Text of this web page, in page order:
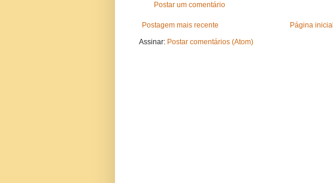
Postar um comentário
Postagem mais recente
Página inicial
Assinar: Postar comentários (Atom)